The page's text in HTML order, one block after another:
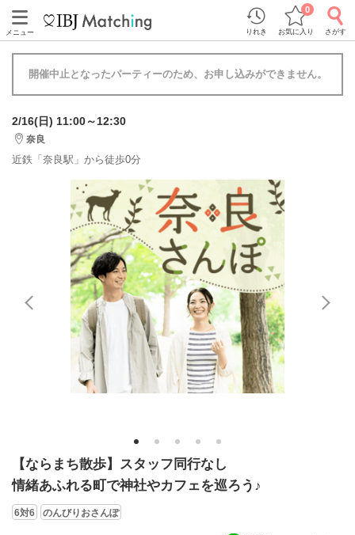
メニュー りれき お気に入り
0
さがす
開催中止となったパーティーのため、お申し込みができません。
2/16(日) 11:00～12:30
奈良
近鉄「奈良駅」から徒歩0分
1 2 3 4 5
【ならまち散歩】スタッフ同行なし
情緒あふれる町で神社やカフェを巡ろう♪
6対6 のんびりおさんぽ